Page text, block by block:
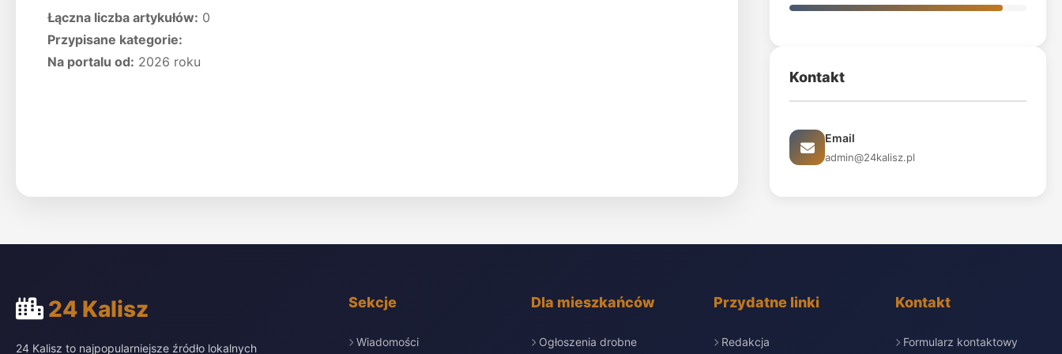
Łączna liczba artykułów: 0
Przypisane kategorie:
Na portalu od: 2026 roku
Kontakt
Email
admin@24kalisz.pl
24 Kalisz
24 Kalisz to najpopularniejsze źródło lokalnych
Sekcje
Wiadomości
Dla mieszkańców
Ogłoszenia drobne
Przydatne linki
Redakcja
Kontakt
Formularz kontaktowy